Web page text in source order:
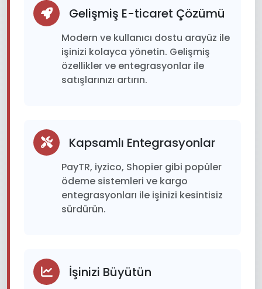
Gelişmiş E-ticaret Çözümü
Modern ve kullanıcı dostu arayüz ile
işinizi kolayca yönetin. Gelişmiş
özellikler ve entegrasyonlar ile
satışlarınızı artırın.
Kapsamlı Entegrasyonlar
PayTR, iyzico, Shopier gibi popüler
ödeme sistemleri ve kargo
entegrasyonları ile işinizi kesintisiz
sürdürün.
İşinizi Büyütün